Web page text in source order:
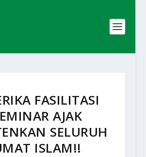
FASILITASI
AJAK
SELURUH
ISLAM!!